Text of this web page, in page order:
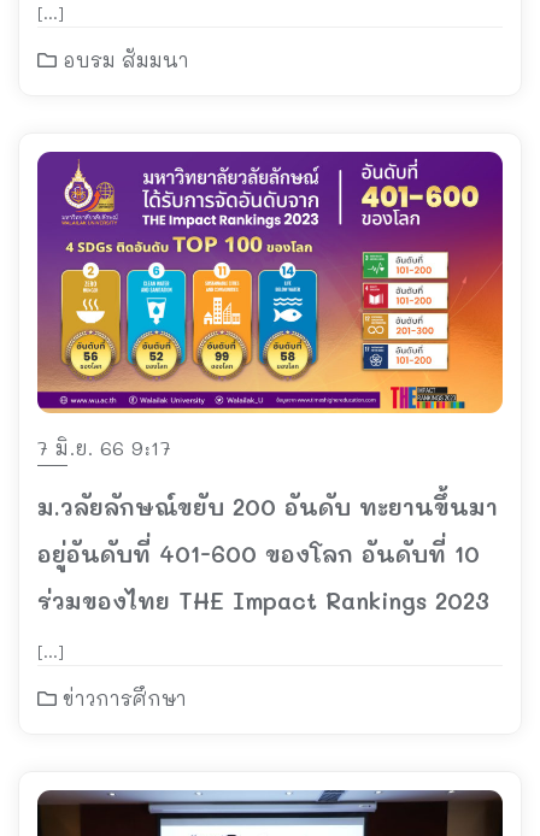
[…]
อบรม สัมมนา
7 มิ.ย. 66 9:17
ม.วลัยลักษณ์ขยับ 200 อันดับ ทะยานขึ้นมา
อยู่อันดับที่ 401-600 ของโลก อันดับที่ 10
ร่วมของไทย THE Impact Rankings 2023
[…]
ข่าวการศึกษา